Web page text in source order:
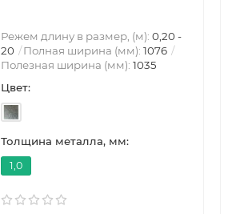
Режем длину в размер, (м): 0,20 -
20
Полная ширина (мм): 1076
Полезная ширина (мм): 1035
Цвет:
Толщина металла, мм:
1,0